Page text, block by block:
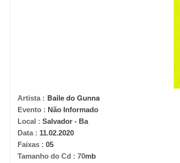
Artista : Baile do Gunna
Evento : Não Informado
Local : Salvador - Ba
Data : 11.02.2020
Faixas : 05
Tamanho do Cd : 70mb